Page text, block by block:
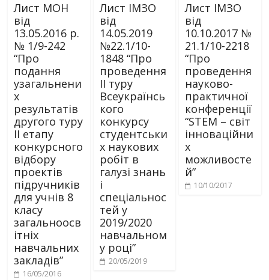
Лист МОН
від
13.05.2016 р.
№ 1/9-242
“Про
подання
узагальнени
х
результатів
другого туру
II етапу
конкурсного
відбору
проектів
підручників
для учнів 8
класу
загальноосв
ітніх
навчальних
закладів”
16/05/2016
Лист ІМЗО
від
14.05.2019
№22.1/10-
1848 “Про
проведення
ІІ туру
Всеукраїнсь
кого
конкурсу
студентськи
х наукових
робіт в
галузі знань
і
спеціальнос
тей у
2019/2020
навчальном
у році”
20/05/2019
Лист ІМЗО
від
10.10.2017 №
21.1/10-2218
“Про
проведення
науково-
практичної
конференції
“SТЕM – світ
інноваційни
х
можливосте
й”
10/10/2017